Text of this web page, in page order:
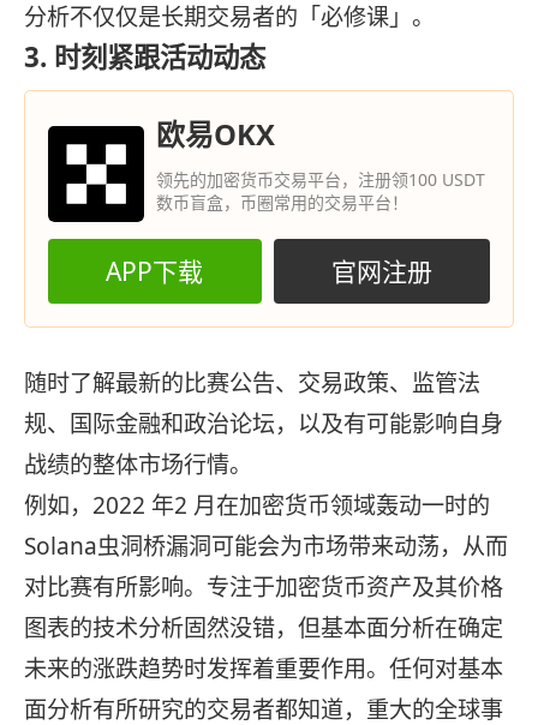
分析不仅仅是长期交易者的「必修课」。
3. 时刻紧跟活动动态
欧易OKX
领先的加密货币交易平台，注册领100 USDT
数币盲盒，币圈常用的交易平台！
APP下载 官网注册
随时了解最新的比赛公告、交易政策、监管法
规、国际金融和政治论坛，以及有可能影响自身
战绩的整体市场行情。
例如，2022 年2 月在加密货币领域轰动一时的
Solana虫洞桥漏洞可能会为市场带来动荡，从而
对比赛有所影响。专注于加密货币资产及其价格
图表的技术分析固然没错，但基本面分析在确定
未来的涨跌趋势时发挥着重要作用。任何对基本
面分析有所研究的交易者都知道，重大的全球事